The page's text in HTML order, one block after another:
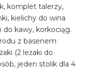
komplet talerzy,
kielichy do wina
do kawy, korkociąg.
z basenem
(2 leżaki do
jeden stolik dla 4